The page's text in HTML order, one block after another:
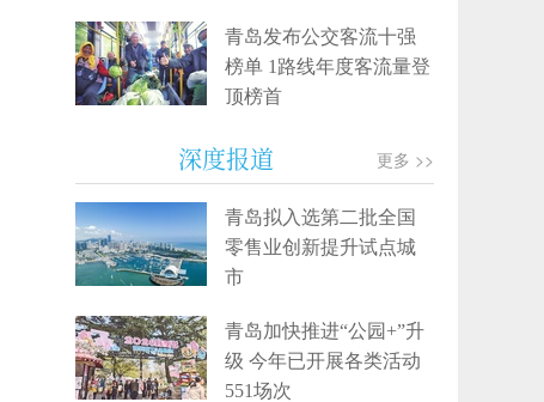
青岛发布公交客流十强
榜单 1路线年度客流量登
顶榜首
深度报道 更多 >>
青岛拟入选第二批全国
零售业创新提升试点城
市
青岛加快推进“公园+”升
级 今年已开展各类活动
551场次